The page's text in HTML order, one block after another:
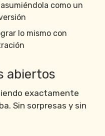
como un
lo mismo con
abiertos
exactamente
Sin sorpresas y sin